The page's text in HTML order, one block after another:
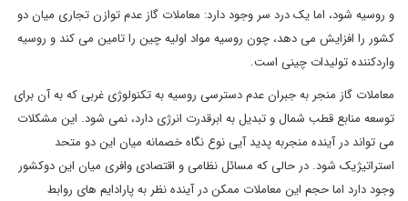
و روسیه شود، اما یک درد سر وجود دارد: معاملات گاز عدم توازن تجاری میان دو
کشور را افزایش می دهد، چون روسیه مواد اولیه چین را تامین می کند و روسیه
واردکننده تولیدات چینی است.
معاملات گاز منجر به جبران عدم دسترسی روسیه به تکنولوژی غربی که به آن برای
توسعه منابع قطب شمال و تبدیل به ابرقدرت انرژی دارد، نمی شود. این مشکلات
می تواند در آینده منجربه پدید آیی نوع نگاه خصمانه میان این دو متحد
استراتیژیک شود. در حالی که مسائل نظامی و اقتصادی وافری میان این دوکشور
وجود دارد اما حجم این معاملات ممکن در آینده نظر به پارادایم های روابط